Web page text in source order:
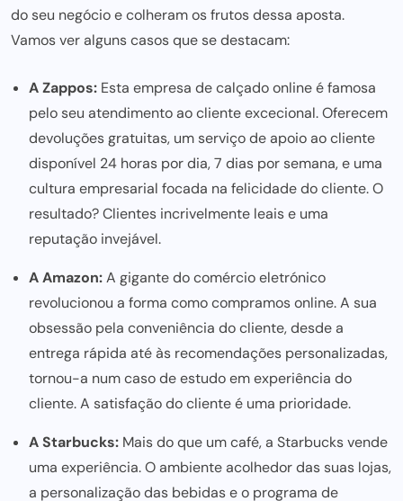
do seu negócio e colheram os frutos dessa aposta.
Vamos ver alguns casos que se destacam:
A Zappos: Esta empresa de calçado onlineé famosa
pelo seu atendimento ao cliente excecional. Oferecem
devoluções gratuitas, um serviço de apoio ao cliente
disponível 24 horas por dia, 7 dias por semana, e uma
cultura empresarial focada na felicidade do cliente. O
resultado? Clientes incrivelmente leais e uma
reputação invejável.
A Amazon:A gigante do comércio eletrónico
revolucionou a forma como compramos online. A sua
obsessão pela conveniência do cliente, desde a
entrega rápida até às recomendações personalizadas,
tornou-a num caso de estudo em experiência do
cliente. A satisfação do clienteé uma prioridade.
A Starbucks: Mais do que um café, a Starbucks vende
uma experiência. O ambiente acolhedor das suas lojas,
a personalização das bebidas e o programa de